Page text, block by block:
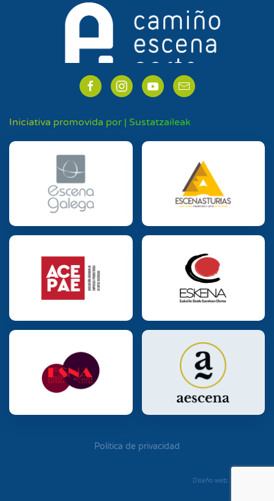
Iniciativa promovida por | Sustatzaileak
Política de privacidad
Diseño web: Diego Seixo